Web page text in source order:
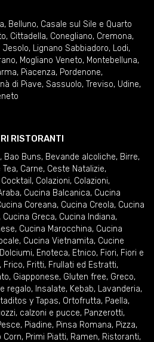
, Belluno, Casale sul Sile e Quarto
, Cittadella, Conegliano, Cremona,
Jesolo, Lignano Sabbiadoro, Lodi,
, Mogliano Veneto, Montebelluna,
, Piacenza, Pordenone,
di Piave, Sassuolo, Treviso, Udine,
RISTORANTI
, Bao Buns, Bevande alcoliche, Birre,
Tea, Carne, Ceste Natalizie,
Cocktail , Colazioni, Colazioni,
, Cucina Balcanica, Cucina
Coreana, Cucina Creola, Cucina
, Cucina Greca, Cucina Indiana,
, Cucina Marocchina, Cucina
, Cucina Vietnamita, Cucine
Dolciumi, Enoteca, Etnico, Fiori, Fiori e
, Frico, Fritti, Frullati ed Estratti,
, Giapponese, Gluten free, Greco,
regalo, Insalate, Kebab, Lavanderia,
y Tapas, Ortofrutta, Paella,
calzoni e pucce, Panzerotti,
, Piadine, Pinsa Romana, Pizza,
Corn, Primi Piatti, Ramen, Ristoranti,